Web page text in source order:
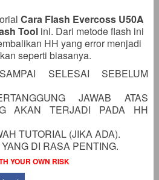
Cara Flash Evercoss U50A
Toolini. Dari metode flash ini
HH yang error menjadi
seperti biasanya.
SELESAI SEBELUM
JAWAB ATAS
AKAN TERJADI PADA HH
TUTORIAL (JIKA ADA).
DI RASA PENTING.
YOUR OWN RISK